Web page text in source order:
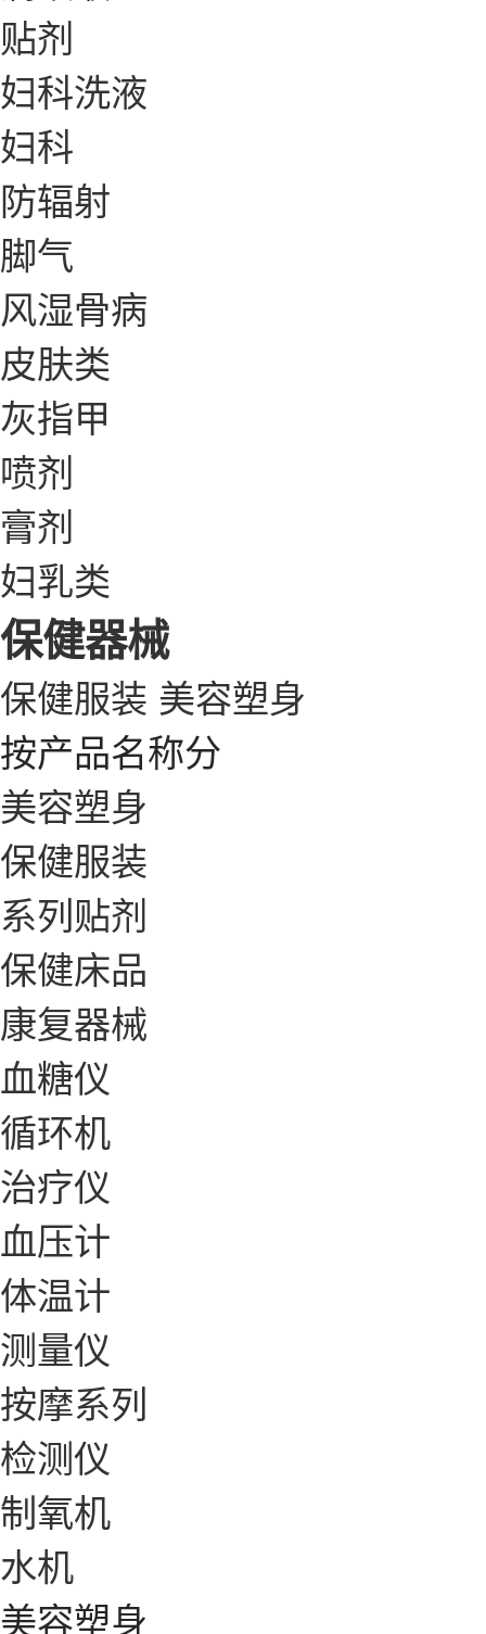
贴剂
妇科洗液
妇科
防辐射
脚气
风湿骨病
皮肤类
灰指甲
喷剂
膏剂
妇乳类
保健器械
保健服装 美容塑身
按产品名称分
美容塑身
保健服装
系列贴剂
保健床品
康复器械
血糖仪
循环机
治疗仪
血压计
体温计
测量仪
按摩系列
检测仪
制氧机
水机
美容塑身